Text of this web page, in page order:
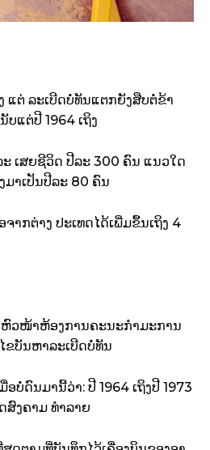
ແຕ່ ລະເບີດ​ບໍ່​ທັນ​ແຕກ​ຍັງ​ສືບຕໍ່​ຂ້າ​
ບ​ແຕ່​ປີ 1964 ເຖິງ
ເສຍ​ຊີວິດ ປີ​ລະ 300 ຄົນ ແນວໃດ​
າ​ເປັນ​ປີ​ລະ 80 ຄົນ
າກ​ຕ່າງ ປະເທດ​ໄດ້​ເພີ່ມ​ຂຶ້ນ​ເຖິງ 4
ວໜ້າຫ້ອງການ​ຄະນະ​ກຳມະການ​
ຂ​ບັນຫາ​ລະເບີດ​ບໍ່ທັນ​
ບໍ່ດົນ​ມາ​ນີ້​ວ່າ: ປີ 1964 ເຖິງ​ປີ 1973
ສົງຄາມ ທຳລາຍ​